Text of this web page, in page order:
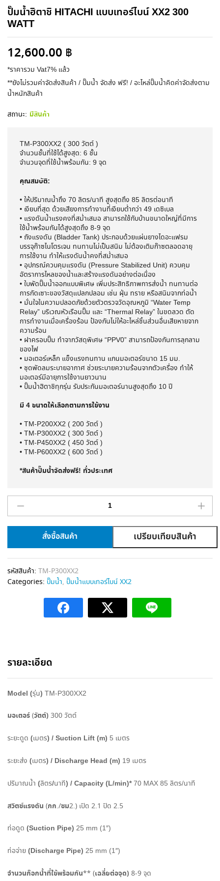
ปั๊มน้ำฮิตาชิ HITACHI แบบเทอร์ไบน์ XX2 300
WATT
12,600.00 ฿
*ราคารวม Vat7% แล้ว
**ยังไม่รวมค่าจัดส่งสินค้า / ปั๊มน้ำ จัดส่ง ฟรี! / อะไหล่ปั๊มน้ำคิดค่าจัดส่งตาม
น้ำหนักสินค้า
สถานะ: มีสินค้า
TM-P300XX2 ( 300 วัตต์ )
จำนวนชั้นที่ใช้ได้สูงสุด: 6 ชั้น
จำนวนจุดที่ใช้น้ำพร้อมกัน: 9 จุด
คุณสมบัติ:
• ให้ปริมาณน้ำถึง 70 ลิตร/นาที สูงสุดถึง 85 ลิตรต่อนาที
• เงียบที่สุด ด้วยเสียงการทำงานที่เงียบต่ำกว่า 49 เดซิเบล
• แรงดันน้ำแรงคงที่สม่ำเสมอ สามารถใช้กับบ้านขนาดใหญ่ที่มีการ
ใช้น้ำพร้อมกันได้สูงสุดถึง 8-9 จุด
• ถังแรงดัน (Bladder Tank) ประกอบด้วยแผ่นยางไดอะแฟรม
บรรจุก๊าซไนโตรเจน ทนทานไม่เป็นสนิม ไม่ต้องเติมก๊าซตลอดอายุ
การใช้งาน ทำให้แรงดันน้ำคงที่สม่ำเสมอ
• อุปกรณ์ควบคุมแรงดัน (Pressure Stabilized Unit) ควบคุม
อัตราการไหลของน้ำและสร้างแรงดันอย่างต่อเนื่อง
• ใบพัดปั๊มน้ำออกแบบพิเศษ เพิ่มประสิทธิภาพการส่งน้ำ ทนทานต่อ
การกัดเซาะของวัสดุแปลกปลอม เช่น ฝุ่น ทราย หรือสนิมจากท่อน้ำ
• มั่นใจในความปลอดภัยด้วยตัวตรวจวัดอุณหภูมิ “Water Temp
Relay” บริเวณหัวเรือนปั๊ม และ “Thermal Relay” ในขดลวด ตัด
การทำงานเมื่อเครื่องร้อน ป้องกันไม่ให้อะไหล่ชิ้นส่วนอื่นเสียหายจาก
ความร้อน
• ฝาครอบปั๊ม ทำจากวัสดุพิเศษ “PPV0” สามารถป้องกันการลุกลาม
ของไฟ
• มอเตอร์เหล็ก แข็งแรงทนทาน แกนมอเตอร์ขนาด 15 มม.
• ชุดพัดลมระบายอากาศ ช่วยระบายความร้อนจากตัวเครื่อง ทำให้
มอเตอร์มีอายุการใช้งานยาวนาน
• ปั๊มน้ำฮิตาชิทุกรุ่น รับประกันมอเตอร์นานสูงสุดถึง 10 ปี
มี 4 ขนาดให้เลือกตามการใช้งาน
• TM-P200XX2 ( 200 วัตต์ )
• TM-P300XX2 ( 300 วัตต์ )
• TM-P450XX2 ( 450 วัตต์ )
• TM-P600XX2 ( 600 วัตต์ )
*สินค้าปั๊มน้ำจัดส่งฟรี! ทั่วประเทศ
สั่งซื้อสินค้า เปรียบเทียบสินค้า
t
e
e
รหัสสินค้า: TM-P300XX2
Categories: ปั๊มน้ำ, ปั๊มน้ำแบบเทอร์ไบน์ XX2
รายละเอียด
Model (รุ่น) TM-P300XX2
มอเตอร์ (วัตต์) 300 วัตต์
ระยะดูด (เมตร) / Suction Lift (m) 5 เมตร
ระยะส่ง (เมตร) / Discharge Head (m) 19 เมตร
ปริมาณน้ำ (ลิตร/นาที) / Capacity (L/min)*70 MAX 85 ลิตร/นาที
สวิตซ์แรงดัน (กก./ซม2.) เปิด 2.1 ปิด 2.5
ท่อดูด (Suction Pipe) 25 mm (1″)
ท่อจ่าย (Discharge Pipe) 25 mm (1″)
จำนวนก๊อกน้ำที่ใช้พร้อมกัน** (เฉลี่ยต่อจุด) 8-9 จุด